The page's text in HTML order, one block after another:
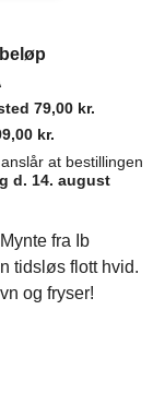
79,00 kr.
kr.
at bestillingen
d. 14. august
fra Ib
tidsløs flott hvid.
og fryser!